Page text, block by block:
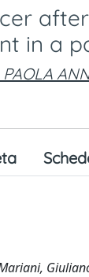
in a
PAOLA